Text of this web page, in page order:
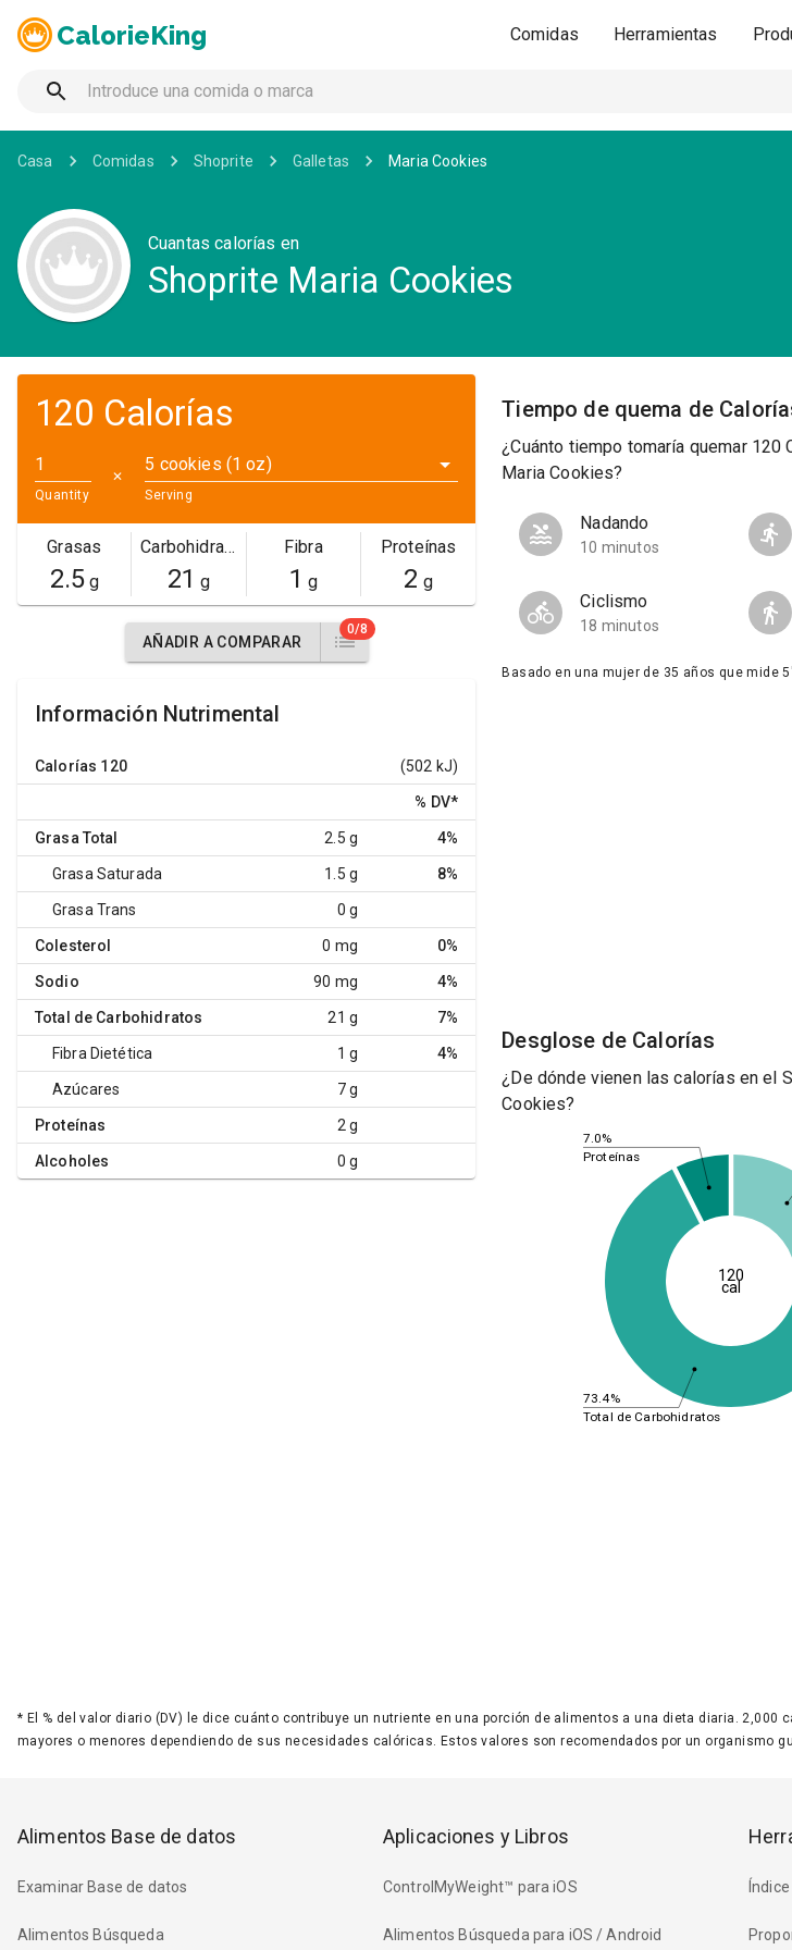
CalorieKing Comidas Herramientas
Casa Comidas Shoprite Galletas Maria Cookies
Cuantas calorías en
Shoprite Maria Cookies
120 Calorías
Quantity
✕
5 cookies (1 oz)
Serving
Grasas
2.5g
Carbohidratos
21 g
Fibra
1 g
Proteínas
2 g
AÑADIR A COMPARAR
0/8
Información Nutrimental
Calorías 120 (502 kJ)
% DV*
Grasa Total 2.5 g 4%
Grasa Saturada 1.5 g 8%
Grasa Trans 0 g
Colesterol 0 mg 0%
Sodio 90 mg 4%
Total de Carbohidratos 21 g 7%
Fibra Dietética 1 g 4%
Azúcares 7 g
Proteínas 2 g
Alcoholes 0 g
Tiempo de quema de
¿Cuánto tiempo tomaría quemar 120
Maria Cookies?
Nadando
10 minutos
Ciclismo
18 minutos
Basado en una mujer de 35 años que mide
Desglose de Calorías
¿De dónde vienen las calorías en el
Cookies?
73.4%
7.0%
Total de Carbohidratos
Proteínas
120
cal
* El % del valor diario (DV) le dice cuánto contribuye un nutriente en una porción de alimentos a una dieta diaria.
mayores o menores dependiendo de sus necesidades calóricas. Estos valores son recomendados por un organismo
Alimentos Base de datos
Examinar Base de datos
Alimentos Búsqueda
Aplicaciones y Libros
ControlMyWeight™ para iOS
Alimentos Búsqueda para iOS / Android